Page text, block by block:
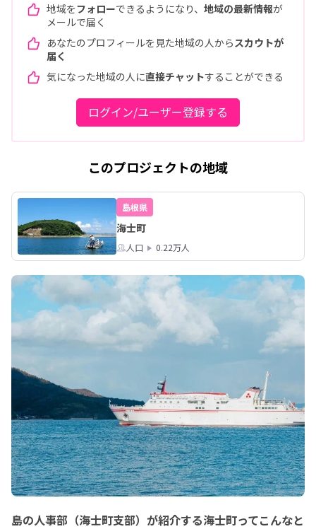
地域をフォローできるようになり、 地域の最新情報が
メールで届く
あなたのプロフィールを見た地域の人から スカウトが
届く
気になった地域の人に直接チャットすることができる
ログイン/ユーザー登録する
このプロジェクトの地域
島根県
海士町
人口 0.22万人
島の人事部（海士町支部）が紹介する海士町ってこんなと